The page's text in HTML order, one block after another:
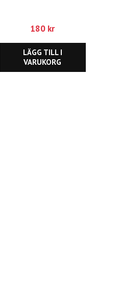
180 kr
LÄGG TILL I
VARUKORG